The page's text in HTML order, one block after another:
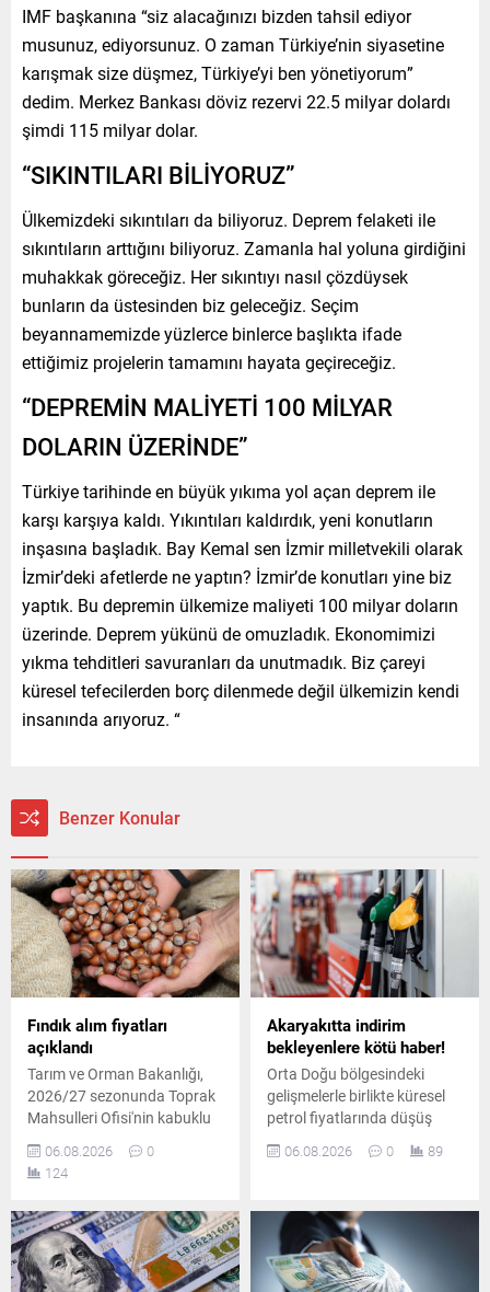
IMF başkanına “siz alacağınızı bizden tahsil ediyor
musunuz, ediyorsunuz. O zaman Türkiye’nin siyasetine
karışmak size düşmez, Türkiye’yi ben yönetiyorum”
dedim. Merkez Bankası döviz rezervi 22.5 milyar dolardı
şimdi 115 milyar dolar.
“SIKINTILARI BİLİYORUZ”
Ülkemizdeki sıkıntıları da biliyoruz. Deprem felaketi ile
sıkıntıların arttığını biliyoruz. Zamanla hal yoluna girdiğini
muhakkak göreceğiz. Her sıkıntıyı nasıl çözdüysek
bunların da üstesinden biz geleceğiz. Seçim
beyannamemizde yüzlerce binlerce başlıkta ifade
ettiğimiz projelerin tamamını hayata geçireceğiz.
“DEPREMİN MALİYETİ 100 MİLYAR
DOLARIN ÜZERİNDE”
Türkiye tarihinde en büyük yıkıma yol açan deprem ile
karşı karşıya kaldı. Yıkıntıları kaldırdık, yeni konutların
inşasına başladık. Bay Kemal sen İzmir milletvekili olarak
İzmir’deki afetlerde ne yaptın? İzmir’de konutları yine biz
yaptık. Bu depremin ülkemize maliyeti 100 milyar doların
üzerinde. Deprem yükünü de omuzladık. Ekonomimizi
yıkma tehditleri savuranları da unutmadık. Biz çareyi
küresel tefecilerden borç dilenmede değil ülkemizin kendi
insanında arıyoruz. “
Benzer Konular
Fındık alım fiyatları
açıklandı
Tarım ve Orman Bakanlığı,
2026/27 sezonunda Toprak
Mahsulleri Ofisi'nin kabuklu
fındık alım fiyatlarını
duyurdu. Giresun kalite
fındık 255 lira, levant kalite
250 liradan alınacak.
06.08.2026
0
124
Akaryakıtta indirim
bekleyenlere kötü haber!
Orta Doğu bölgesindeki
gelişmelerle birlikte küresel
petrol fiyatlarında düşüş
yaşansa da iç piyasadaki
pompa fiyatları aynı kaldı.
vergi artışına aktarıldı.
06.08.2026 0 89